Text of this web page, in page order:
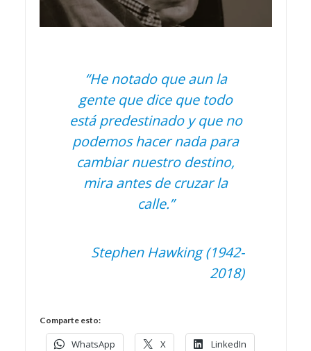
“He notado que aun la
gente que dice que todo
está predestinado y que no
podemos hacer nada para
cambiar nuestro destino,
mira antes de cruzar la
calle.”
Stephen Hawking (1942-
2018)
Comparte esto:
WhatsApp X LinkedIn